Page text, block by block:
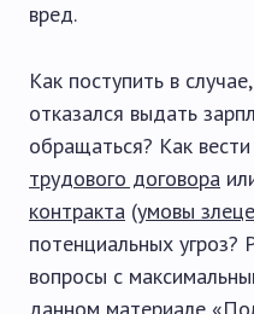
вред.
Как поступить в
отказался выдать
обращаться? Как
трудового договора
контракта (умовы
потенциальных угроз?
вопросы с